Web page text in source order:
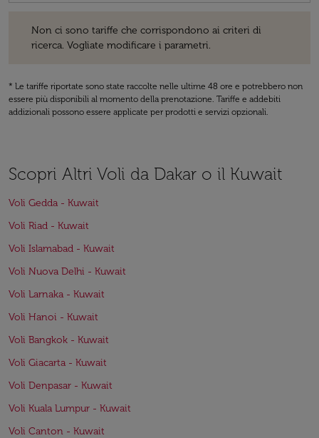
Non ci sono tariffe che corrispondono ai criteri di
ricerca. Vogliate modificare i parametri.
* Le tariffe riportate sono state raccolte nelle ultime 48 ore e potrebbero non
essere più disponibili al momento della prenotazione. Tariffe e addebiti
addizionali possono essere applicate per prodotti e servizi opzionali.
Scopri Altri Voli da Dakar o il Kuwait
Voli Gedda - Kuwait
Voli Riad - Kuwait
Voli Islamabad - Kuwait
Voli Nuova Delhi - Kuwait
Voli Larnaka - Kuwait
Voli Hanoi - Kuwait
Voli Bangkok - Kuwait
Voli Giacarta - Kuwait
Voli Denpasar - Kuwait
Voli Kuala Lumpur - Kuwait
Voli Canton - Kuwait